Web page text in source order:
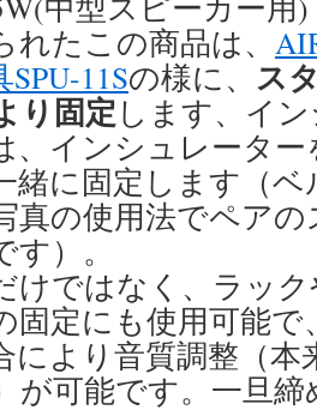
れたこの商品は、
11Sの様に、 ス
り固定します、イ
、インシュレータ
緒に固定します（
真の使用法でペア
）。
けではなく、ラッ
固定にも使用可能で
により音質調整（
が可能です。一旦